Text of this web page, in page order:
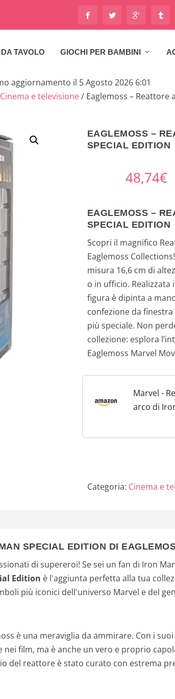
TAVOLO GIOCHI PER BAMBINI
aggiornamento il 5 Agosto 2026 6:01
Cinema e televisione/ Eaglemoss – Reattore
EAGLEMOSS –
SPECIAL EDITION
48,74€
EAGLEMOSS –
SPECIAL EDITION
Scopri il magnifico
Eaglemoss
misura 16,6 cm di
o in ufficio.
figura è dipinta a
confezione da
più speciale. Non
collezione: esplora
Eaglemoss Marvel
Marvel -
arco di
Movie
Categoria: Cinema e
SPECIAL EDITION DI
di supereroi! Se sei un fan di Iron
Edition è l'aggiunta perfetta alla tua
più iconici dell'universo Marvel e del
è una meraviglia da ammirare. Con i suoi
film, ma è anche un vero e proprio
del reattore è stato curato con estrema